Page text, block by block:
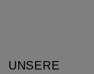
UNSERE